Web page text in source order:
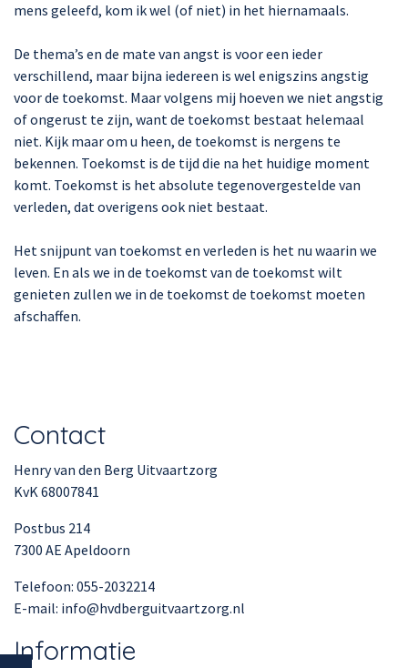
mens geleefd, kom ik wel (of niet) in het hiernamaals.
De thema’s en de mate van angst is voor een ieder
verschillend, maar bijna iedereen is wel enigszins angstig
voor de toekomst. Maar volgens mij hoeven we niet angstig
of ongerust te zijn, want de toekomst bestaat helemaal
niet. Kijk maar om u heen, de toekomst is nergens te
bekennen. Toekomst is de tijd die na het huidige moment
komt. Toekomst is het absolute tegenovergestelde van
verleden, dat overigens ook niet bestaat.
Het snijpunt van toekomst en verleden is het nu waarin we
leven. En als we in de toekomst van de toekomst wilt
genieten zullen we in de toekomst de toekomst moeten
afschaffen.
Contact
Henry van den Berg Uitvaartzorg
KvK 68007841
Postbus 214
7300 AE Apeldoorn
Telefoon: 055-2032214
E-mail: info@hvdberguitvaartzorg.nl
Informatie